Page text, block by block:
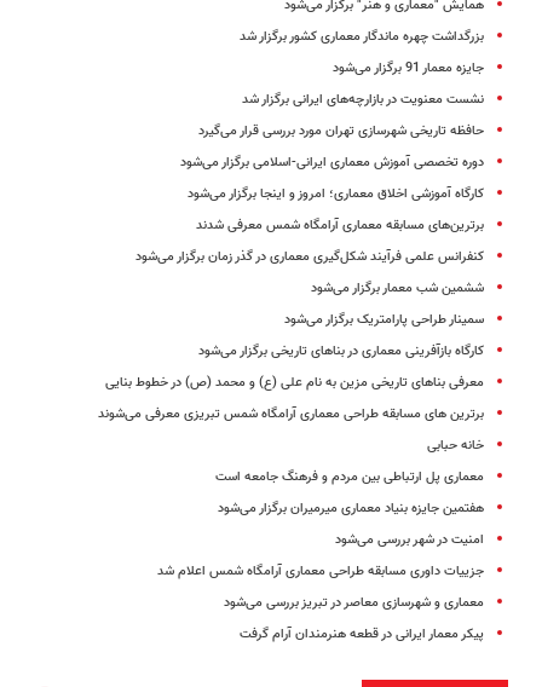
همایش "معماری و هنر" برگزار می‌شود
بزرگداشت چهره ماندگار معماری کشور برگزار شد
جایزه معمار 91 برگزار می‌شود
نشست معنویت در بازارچه‌های ایرانی برگزار شد
حافظه تاریخی شهرسازی تهران مورد بررسی قرار می‌گیرد
دوره تخصصی آموزش معماری ایرانی-اسلامی برگزار می‌شود
کارگاه آموزشی اخلاق معماری؛ امروز و اینجا برگزار می‌شود
برترین‌های مسابقه معماری آرامگاه شمس معرفی شدند
کنفرانس علمی فرآیند شکل‌گیری معماری در گذر زمان برگزار می‌شود
ششمین شب معمار برگزار می‌شود
سمینار طراحی پارامتریک برگزار می‌شود
کارگاه بازآفرینی معماری در بناهای تاریخی برگزار می‌شود
معرفی بناهای تاریخی مزین به نام علی (ع) و محمد (ص) در خطوط بنایی
برترین های مسابقه طراحی معماری آرامگاه شمس تبریزی معرفی می‌شوند
خانه حبابی
معماری پل ارتباطی بین مردم و فرهنگ جامعه است
هفتمین جایزه بنیاد معماری میرمیران برگزار می‌شود
امنیت در شهر بررسی می‌شود
جزییات داوری مسابقه‌ طراحی معماری آرامگاه شمس اعلام شد
معماری و شهرسازی معاصر در تبریز بررسی می‌شود
پیکر معمار ایرانی در قطعه هنرمندان آرام گرفت